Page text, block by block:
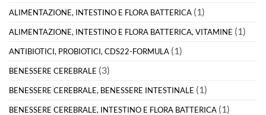
ALIMENTAZIONE, INTESTINO E FLORA BATTERICA (1)
ALIMENTAZIONE, INTESTINO E FLORA BATTERICA, VITAMINE (1)
ANTIBIOTICI, PROBIOTICI, CDS22-FORMULA (1)
BENESSERE CEREBRALE (3)
BENESSERE CEREBRALE, BENESSERE INTESTINALE (1)
BENESSERE CEREBRALE, INTESTINO E FLORA BATTERICA (1)